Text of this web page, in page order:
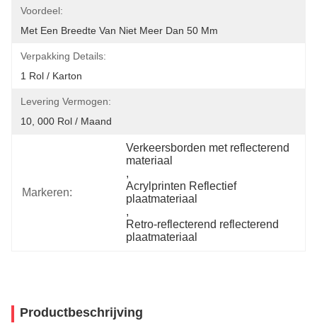
Voordeel:
Met Een Breedte Van Niet Meer Dan 50 Mm
Verpakking Details:
1 Rol / Karton
Levering Vermogen:
10, 000 Rol / Maand
Markeren:
Verkeersborden met reflecterend
materiaal
,
Acrylprinten Reflectief
plaatmateriaal
,
Retro-reflecterend reflecterend
plaatmateriaal
Productbeschrijving